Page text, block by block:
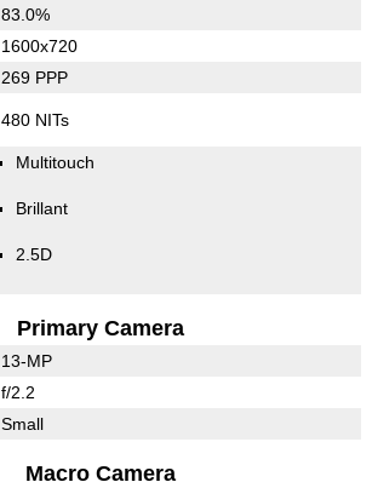
83.0%
1600x720
269 PPP
480 NITs
Multitouch
Brillant
2.5D
Primary Camera
13-MP
f/2.2
Small
Macro Camera